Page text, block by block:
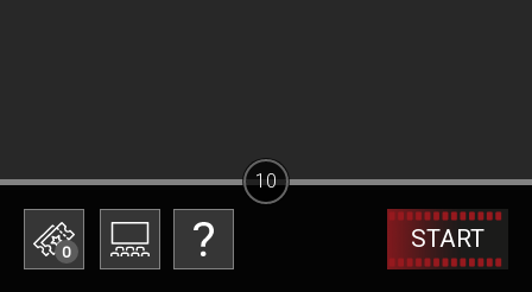
0 START
10